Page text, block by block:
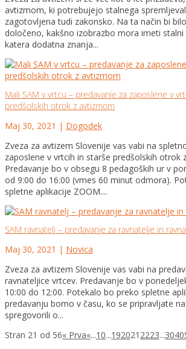
avtizmom, ki potrebujejo stalnega
zagotovljena tudi zakonsko. Na ta način bi
določeno, kakšno izobrazbo mora imeti stalni
katera dodatna znanja...
Mali SAM v vrtcu – predavanje za zaposlene v
predšolskih otrok z avtizmom
Maj 30, 2021 | Dogodek
Zveza za avtizem Slovenije vas vabi na
zaposlene v vrtcih in starše predšolskih otrok
Predavanje bo v obsegu 8 pedagoških ur v
od 9:00 do 16:00 (vmes 60 minut odmora).
spletne aplikacije ZOOM....
SAM ravnatelj – predavanje za ravnatelje in
Maj 30, 2021 | Novica
Zveza za avtizem Slovenije vas vabi na
ravnateljice vrtcev. Predavanje bo v
10:00 do 12:00. Potekalo bo preko spletne
predavanju bomo v času, ko se pripravljate
spregovorili o...
Stran 21 od 56« Prva«...10...192021 2223...3040